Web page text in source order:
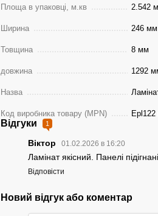
Площа в упаковці, м.кв 2.542
Ширина 246 мм
Товщина 8 мм
довжина 1292
Назва
Код виробника товару (MPN) Epl122
Відгуки 1
Віктор 01.02.2026 в 16:20
Ламінат якісний. Панелі
Відповісти
Новий відгук або коментар